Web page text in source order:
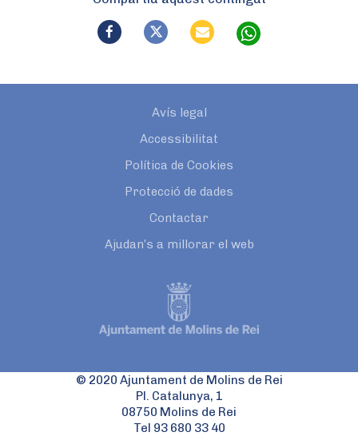
Avís legal
Accessibilitat
Política de Cookies
Protecció de dades
Contactar
Ajudan’s a millorar el web
© 2020 Ajuntament de Molins de Rei
Pl. Catalunya, 1
08750 Molins de Rei
Tel 93 680 33 40